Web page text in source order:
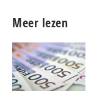
Meer lezen